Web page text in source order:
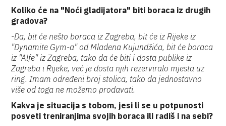
Koliko će na "Noći gladijatora" biti boraca iz drugih
gradova?
-Da, bit će nešto boraca iz Zagreba, bit će iz Rijeke iz
"Dynamite Gym-a" od Mladena Kujundžića, bit će boraca
iz "Alfe" iz Zagreba, tako da će biti i dosta publike iz
Zagreba i Rijeke, već je dosta njih rezerviralo mjesta uz
ring. Imam određeni broj stolica, tako da jednostavno
više od toga ne možemo prodavati.
Kakva je situacija s tobom, jesi li se u potpunosti
posveti treniranjima svojih boraca ili radiš i na sebi?